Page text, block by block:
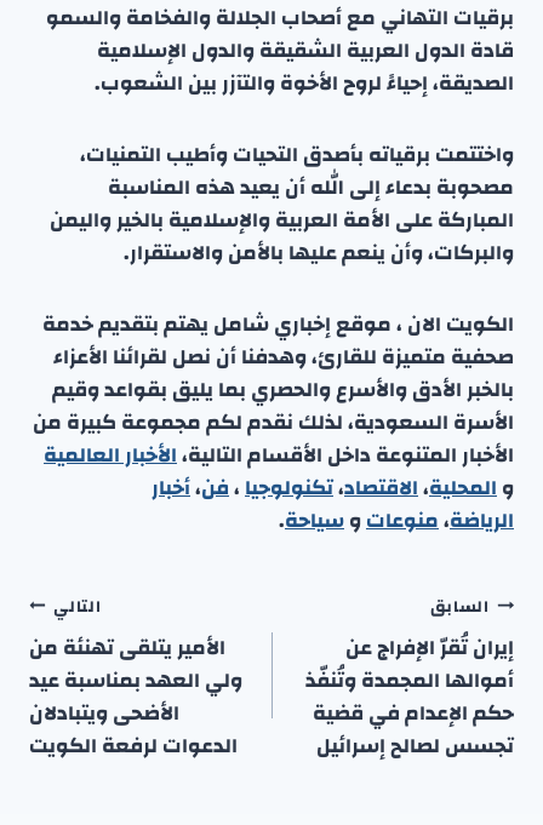
برقيات التهاني مع أصحاب الجلالة والفخامة والسمو
قادة الدول العربية الشقيقة والدول الإسلامية
الصديقة، إحياءً لروح الأخوة والتآزر بين الشعوب.
واختتمت برقياته بأصدق التحيات وأطيب التمنيات،
مصحوبة بدعاء إلى الله أن يعيد هذه المناسبة
المباركة على الأمة العربية والإسلامية بالخير واليمن
والبركات، وأن ينعم عليها بالأمن والاستقرار.
الكويت الان ، موقع إخباري شامل يهتم بتقديم خدمة
صحفية متميزة للقارئ، وهدفنا أن نصل لقرائنا الأعزاء
بالخبر الأدق والأسرع والحصري بما يليق بقواعد وقيم
الأسرة السعودية، لذلك نقدم لكم مجموعة كبيرة من
الأخبار المتنوعة داخل الأقسام التالية،الأخبار العالمية
والمحلية،الاقتصاد،تكنولوجيا،فن،أخبار
الرياضة،منوعاتوسياحة.
تصفّح
المقالات
السابق
إيران تُقرّ الإفراج عن
أموالها المجمدة وتُنفّذ
حكم الإعدام في قضية
تجسس لصالح إسرائيل
التالي
الأمير يتلقى تهنئة من
ولي العهد بمناسبة عيد
الأضحى ويتبادلان
الدعوات لرفعة الكويت